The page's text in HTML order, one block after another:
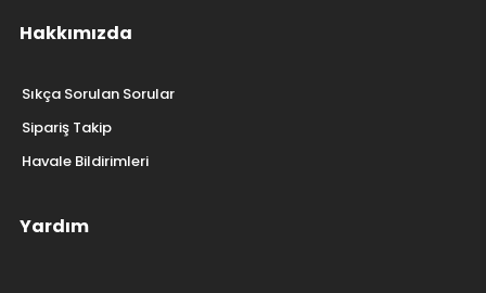
Hakkımızda
Sıkça Sorulan Sorular
Sipariş Takip
Havale Bildirimleri
Yardım